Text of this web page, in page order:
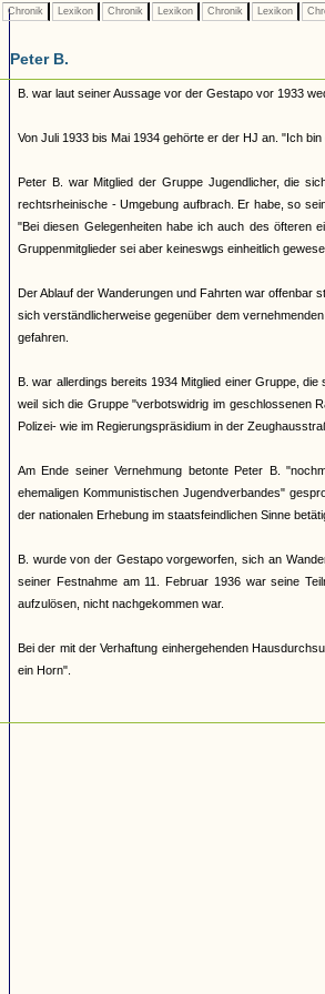
Chronik Lexikon Chronik Lexikon Chronik Lexikon
Peter B.
B. war laut seiner Aussage vor der Gestapo vor 1933
Von Juli 1933 bis Mai 1934 gehörte er der HJ an. "Ich
Peter B. war Mitglied der Gruppe Jugendlicher, die
rechtsrheinische - Umgebung aufbrach. Er habe, so
"Bei diesen Gelegenheiten habe ich auch des öfteren
Gruppenmitglieder sei aber keineswgs einheitlich
Der Ablauf der Wanderungen und Fahrten war offenbar
sich verständlicherweise gegenüber dem
gefahren.
B. war allerdings bereits 1934 Mitglied einer Gruppe,
weil sich die Gruppe "verbotswidrig im geschlossenen
Polizei- wie im Regierungspräsidium in der
Am Ende seiner Vernehmung betonte Peter B.
ehemaligen Kommunistischen Jugendverbandes"
der nationalen Erhebung im staatsfeindlichen Sinne
B. wurde von der Gestapo vorgeworfen, sich an
seiner Festnahme am 11. Februar 1936 war seine
aufzulösen, nicht nachgekommen war.
Bei der mit der Verhaftung einhergehenden
ein Horn".